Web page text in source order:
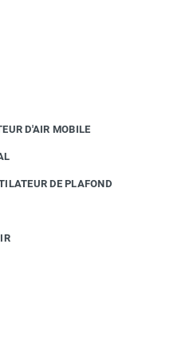
D'AIR MOBILE
DE PLAFOND